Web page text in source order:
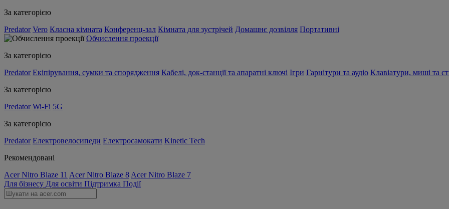
За категорією
Predator Vero Класна кімната Конференц-зал Кімната для зустрічей Домашнє дозвілля Портативні
Обчислення проекції
За категорією
Predator Екіпірування, сумки та спорядження Кабелі, док-станції та апаратні ключі Ігри Гарнітури та аудіо Клавіатури, миші та
За категорією
Predator Wi-Fi 5G
За категорією
Predator Електровелосипеди Електросамокати Kinetic Tech
Рекомендовані
Acer Nitro Blaze 11 Acer Nitro Blaze 8 Acer Nitro Blaze 7
Для бізнесу Для освіти Підтримка Події